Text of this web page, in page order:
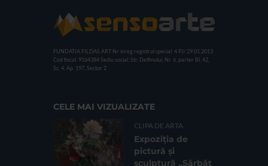
FUNDATIA FILDAS ART Nr inreg registrul special: 4 PJ/ 29.01.2013
Cod fiscal: 9164384 Sediu social: Str. Delfinului, Nr. 6, parter Bl. 42,
Sc. 4, Ap. 197, Sector 2
CELE MAI VIZUALIZATE
CLIPA DE ARTA
Expoziția de
pictură și
sculptură „Sărbăt